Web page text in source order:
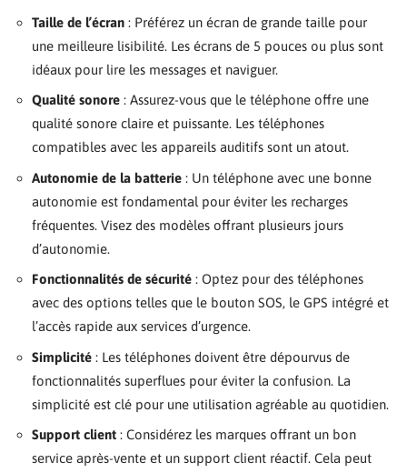
Taille de l’écran : Préférez un écran de grande taille pour
une meilleure lisibilité. Les écrans de 5 pouces ou plus sont
idéaux pour lire les messages et naviguer.
Qualité sonore : Assurez-vous que le téléphone offre une
qualité sonore claire et puissante. Les téléphones
compatibles avec les appareils auditifs sont un atout.
Autonomie de la batterie : Un téléphone avec une bonne
autonomie est fondamental pour éviter les recharges
fréquentes. Visez des modèles offrant plusieurs jours
d’autonomie.
Fonctionnalités de sécurité : Optez pour des téléphones
avec des options telles que le bouton SOS, le GPS intégré et
l’accès rapide aux services d’urgence.
Simplicité : Les téléphones doivent être dépourvus de
fonctionnalités superflues pour éviter la confusion. La
simplicité est clé pour une utilisation agréable au quotidien.
Support client : Considérez les marques offrant un bon
service après-vente et un support client réactif. Cela peut